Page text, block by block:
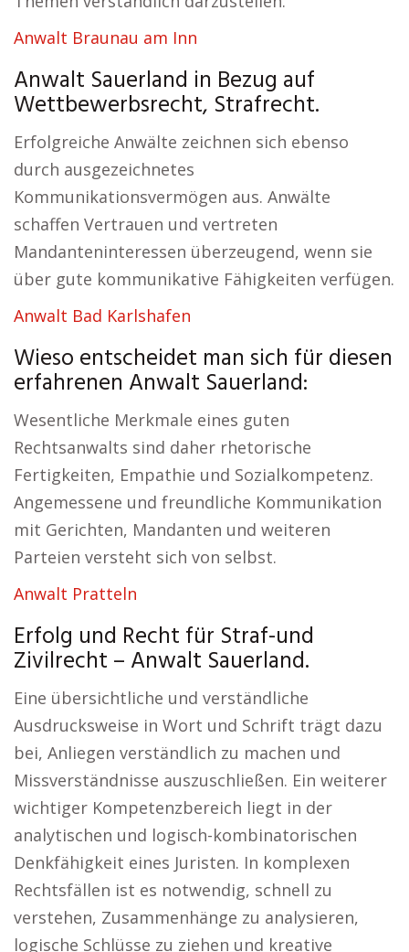
Anwalt Braunau am Inn
Anwalt Sauerland in Bezug auf
Wettbewerbsrecht, Strafrecht.
Erfolgreiche Anwälte zeichnen sich ebenso
durch ausgezeichnetes
Kommunikationsvermögen aus. Anwälte
schaffen Vertrauen und vertreten
Mandanteninteressen überzeugend, wenn sie
über gute kommunikative Fähigkeiten verfügen.
Anwalt Bad Karlshafen
Wieso entscheidet man sich für diesen
erfahrenen Anwalt Sauerland:
Wesentliche Merkmale eines guten
Rechtsanwalts sind daher rhetorische
Fertigkeiten, Empathie und Sozialkompetenz.
Angemessene und freundliche Kommunikation
mit Gerichten, Mandanten und weiteren
Parteien versteht sich von selbst.
Anwalt Pratteln
Erfolg und Recht für Straf-und
Zivilrecht – Anwalt Sauerland.
Eine übersichtliche und verständliche
Ausdrucksweise in Wort und Schrift trägt dazu
bei, Anliegen verständlich zu machen und
Missverständnisse auszuschließen. Ein weiterer
wichtiger Kompetenzbereich liegt in der
analytischen und logisch-kombinatorischen
Denkfähigkeit eines Juristen. In komplexen
Rechtsfällen ist es notwendig, schnell zu
verstehen, Zusammenhänge zu analysieren,
logische Schlüsse zu ziehen und kreative